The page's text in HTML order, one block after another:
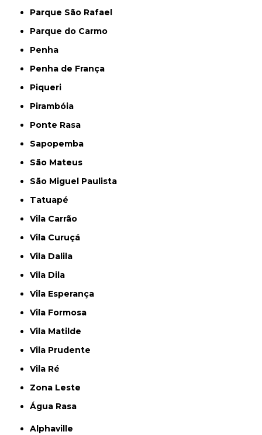
Parque São Rafael
Parque do Carmo
Penha
Penha de França
Piqueri
Pirambóia
Ponte Rasa
Sapopemba
São Mateus
São Miguel Paulista
Tatuapé
Vila Carrão
Vila Curuçá
Vila Dalila
Vila Dila
Vila Esperança
Vila Formosa
Vila Matilde
Vila Prudente
Vila Ré
Zona Leste
Água Rasa
Alphaville